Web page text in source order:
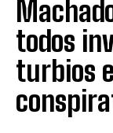
todos
turbios